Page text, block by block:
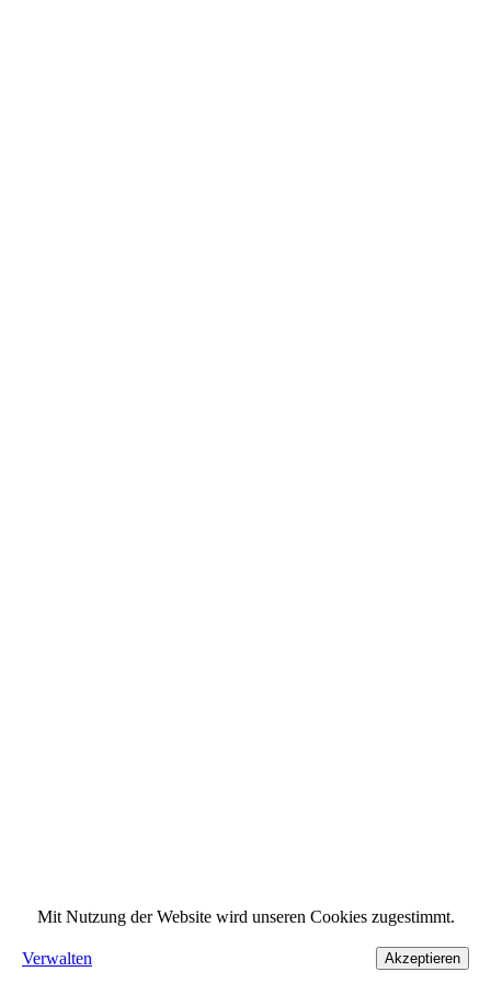
Mit Nutzung der Website wird unseren Cookies zugestimmt.
Verwalten Akzeptieren